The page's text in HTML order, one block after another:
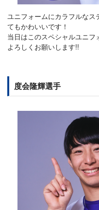
ユニフォームにカラフルなス
てもかわいいです！
当日はこのスペシャルユニフ
よろしくお願いします!!
度会隆輝選手